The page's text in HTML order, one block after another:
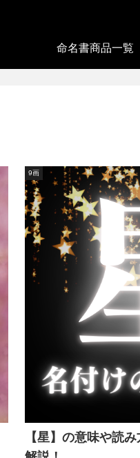
命名書商品一覧
9画
【星】の意味や読